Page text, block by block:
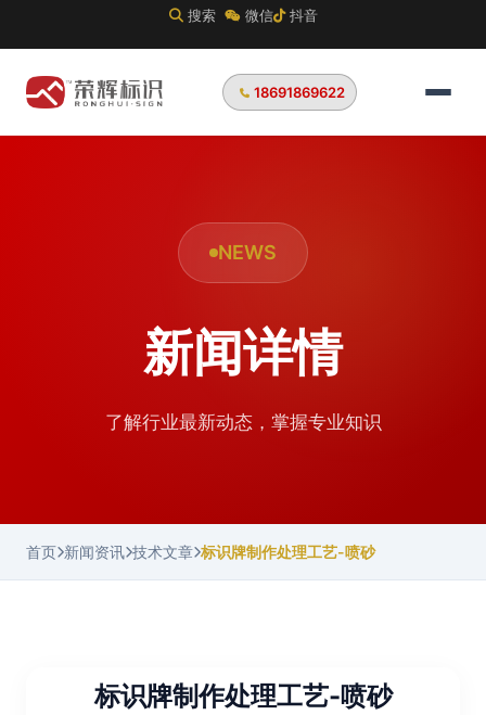
搜索 微信 抖音
18691869622
NEWS
新闻详情
了解行业最新动态，掌握专业知识
首页 新闻资讯 技术文章 标识牌制作处理工艺-喷砂
标识牌制作处理工艺-喷砂